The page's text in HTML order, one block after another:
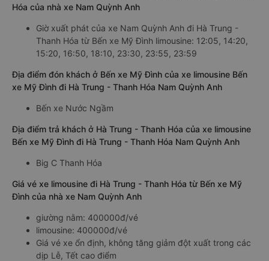
Hóa của nhà xe Nam Quỳnh Anh
Giờ xuất phát của xe Nam Quỳnh Anh đi Hà Trung -
Thanh Hóa từ Bến xe Mỹ Đình limousine: 12:05, 14:20,
15:20, 16:50, 18:10, 23:30, 23:55, 23:59
Địa điểm đón khách ở Bến xe Mỹ Đình của xe limousine Bến
xe Mỹ Đình đi Hà Trung - Thanh Hóa Nam Quỳnh Anh
Bến xe Nước Ngầm
Địa điểm trả khách ở Hà Trung - Thanh Hóa của xe limousine
Bến xe Mỹ Đình đi Hà Trung - Thanh Hóa Nam Quỳnh Anh
Big C Thanh Hóa
Giá vé xe limousine đi Hà Trung - Thanh Hóa từ Bến xe Mỹ
Đình của nhà xe Nam Quỳnh Anh
giường nằm: 400000đ/vé
limousine: 400000đ/vé
Giá vé xe ổn định, không tăng giảm đột xuất trong các
dịp Lễ, Tết cao điểm